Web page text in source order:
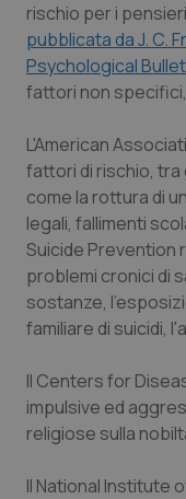
Campania
Emilia-
Friuli
Lazio
Liguria
Lombardia
Marche
Molise
Piemonte
Car-T
Colesterolo
Dermatite
Diabete &
Disturbi
Dolore
Donna &
Epatiti
HIV
rischio per i
pubblicata da J. C.
Psychological
fattori non
L'American
fattori di rischio, tra
come la rottura di
legali, fallimenti
Suicide Prevention
problemi cronici di
sostanze,
familiare di suicidi,
Il Centers for
impulsive ed
religiose sulla
Il National Institute